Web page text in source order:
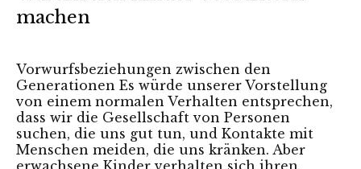
machen
Vorwurfsbeziehungen zwischen den
Generationen Es würde unserer Vorstellung
von einem normalen Verhalten entsprechen,
dass wir die Gesellschaft von Personen
suchen, die uns gut tun, und Kontakte mit
Menschen meiden, die uns kränken. Aber
erwachsene Kinder verhalten sich ihren